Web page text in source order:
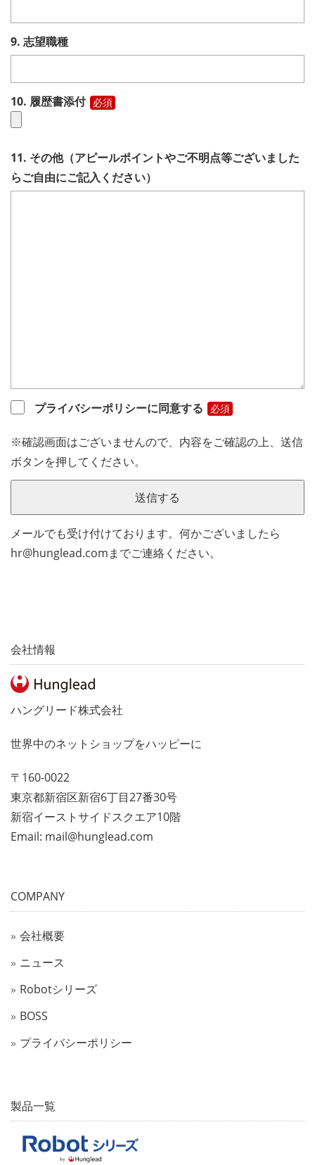
9. 志望職種
10. 履歴書添付 必須
11. その他（アピールポイントやご不明点等ございました
らご自由にご記入ください）
プライバシーポリシーに同意する 必須
※確認画面はございませんので、内容をご確認の上、送信
ボタンを押してください。
メールでも受け付けております。何かございましたら
hr@hunglead.comまでご連絡ください。
会社情報
ハングリード株式会社
世界中のネットショップをハッピーに
〒160-0022
東京都新宿区新宿6丁目27番30号
新宿イーストサイドスクエア10階
Email: mail@hunglead.com
COMPANY
会社概要
ニュース
Robotシリーズ
BOSS
プライバシーポリシー
製品一覧